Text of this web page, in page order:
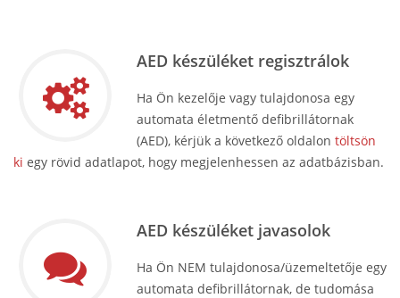
AED készüléket regisztrálok
Ha Ön kezelője vagy tulajdonosa egy
automata életmentő defibrillátornak
(AED), kérjük a következő oldalon töltsön
ki egy rövid adatlapot, hogy megjelenhessen az adatbázisban.
AED készüléket javasolok
Ha Ön NEM tulajdonosa/üzemeltetője egy
automata defibrillátornak, de tudomása